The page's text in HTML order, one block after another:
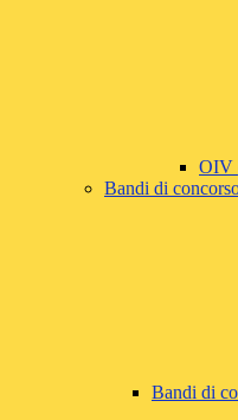
OIV
Bandi di
Bandi di